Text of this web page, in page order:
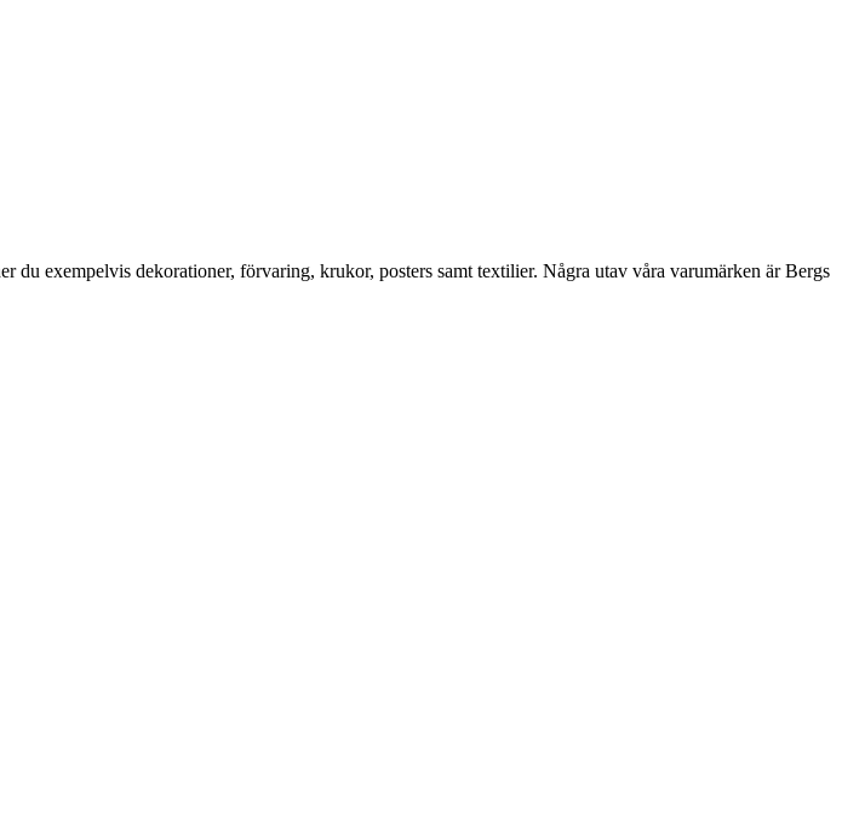
exempelvis dekorationer, förvaring, krukor, posters samt textilier. Några utav våra varumärken är Bergs